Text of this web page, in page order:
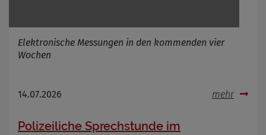
Elektronische Messungen in den kommenden vier
Wochen
14.07.2026 mehr
Polizeiliche Sprechstunde im